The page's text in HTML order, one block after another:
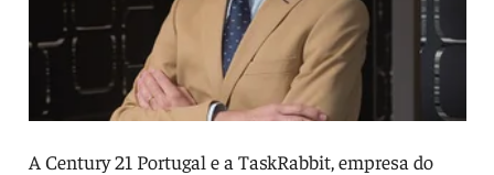
A Century 21 Portugal e a TaskRabbit, empresa do